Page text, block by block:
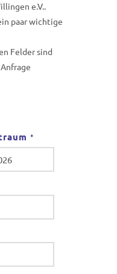
e.V..
paar wichtige
Felder sind
*